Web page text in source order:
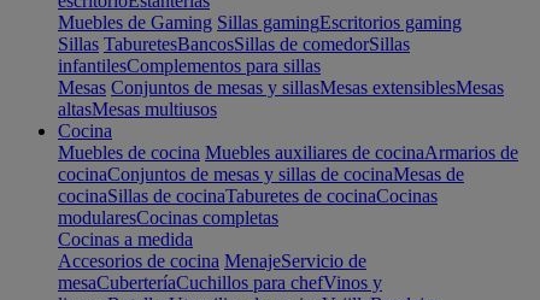
Muebles de Gaming Sillas gamingEscritorios gaming
Sillas TaburetesBancosSillas de comedorSillas
infantilesComplementos para sillas
Mesas Conjuntos de mesas y sillasMesas extensiblesMesas
altasMesas multiusos
Cocina
Muebles de cocina Muebles auxiliares de cocinaArmarios de
cocinaConjuntos de mesas y sillas de cocinaMesas de
cocinaSillas de cocinaTaburetes de cocinaCocinas
modularesCocinas completas
Cocinas a medida
Accesorios de cocina MenajeServicio de
mesaCuberteríaCuchillos para chefVinos y